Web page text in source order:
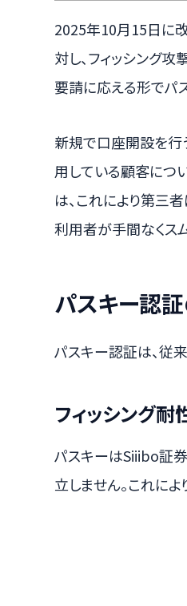
2025年10月15日に
対し、フィッシング
要請に応える形でパ
新規で口座開設を行
用している顧客につ
は、これにより第三
利用者が手間なくス
パスキー認
パスキー認証は、従
フィッシング耐
パスキーはSiiibo証
立しません。これに